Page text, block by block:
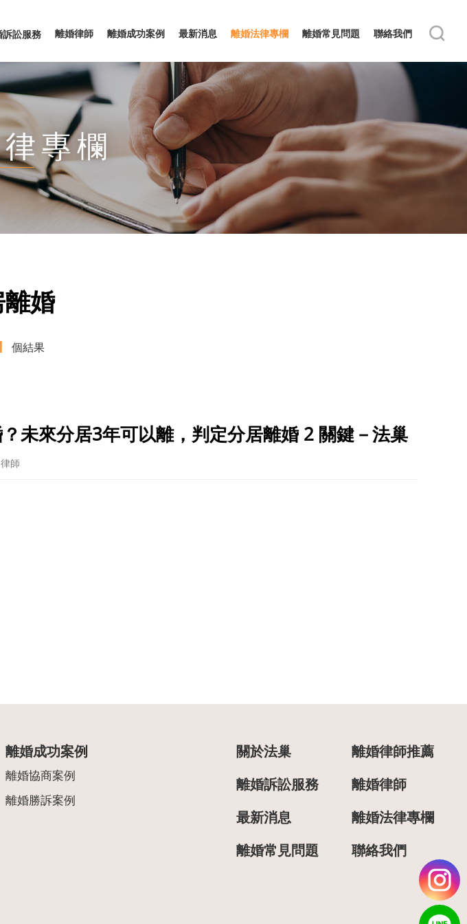
訴訟服務 離婚律師 離婚成功案例 最新消息 離婚法律專欄 離婚常見問題 聯絡我們
專欄
婚
個結果
未來分居3年可以離，判定分居離婚 2 關鍵－法巢
師
離婚成功案例
離婚協商案例
離婚勝訴案例
關於法巢
離婚律師推薦
離婚訴訟服務
離婚律師
最新消息
離婚法律專欄
離婚常見問題
聯絡我們